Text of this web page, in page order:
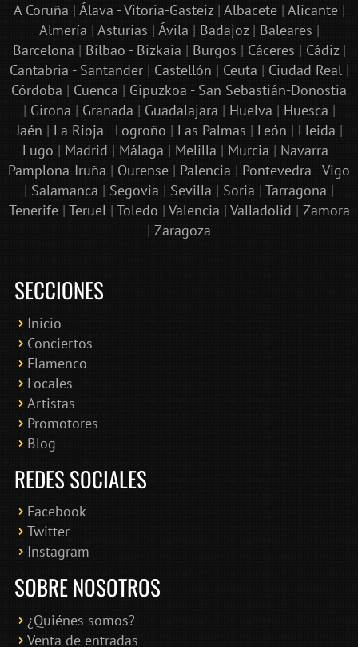
A Coruña | Álava - Vitoria-Gasteiz| Albacete| Alicante|
Almería | Asturias | Ávila | Badajoz| Baleares |
Barcelona | Bilbao - Bizkaia | Burgos | Cáceres | Cádiz|
Cantabria - Santander| Castellón | Ceuta | Ciudad Real|
Córdoba | Cuenca | Gipuzkoa - San Sebastián-Donostia
| Girona | Granada | Guadalajara | Huelva | Huesca |
Jaén | La Rioja - Logroño | Las Palmas | León | Lleida |
Lugo | Madrid | Málaga | Melilla | Murcia | Navarra -
Pamplona-Iruña | Ourense | Palencia | Pontevedra - Vigo
| Salamanca | Segovia | Sevilla | Soria | Tarragona |
Tenerife| Teruel| Toledo | Valencia | Valladolid | Zamora
| Zaragoza
SECCIONES
Inicio
Conciertos
Flamenco
Locales
Artistas
Promotores
Blog
REDES SOCIALES
Facebook
Twitter
Instagram
SOBRE NOSOTROS
¿Quiénes somos?
Venta de entradas